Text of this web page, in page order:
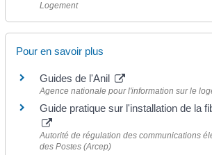
Logement
Pour en savoir plus
Guides de l'Anil
Agence nationale pour l'information sur le
Guide pratique sur l'installation de la
Autorité de régulation des communications
des Postes (Arcep)